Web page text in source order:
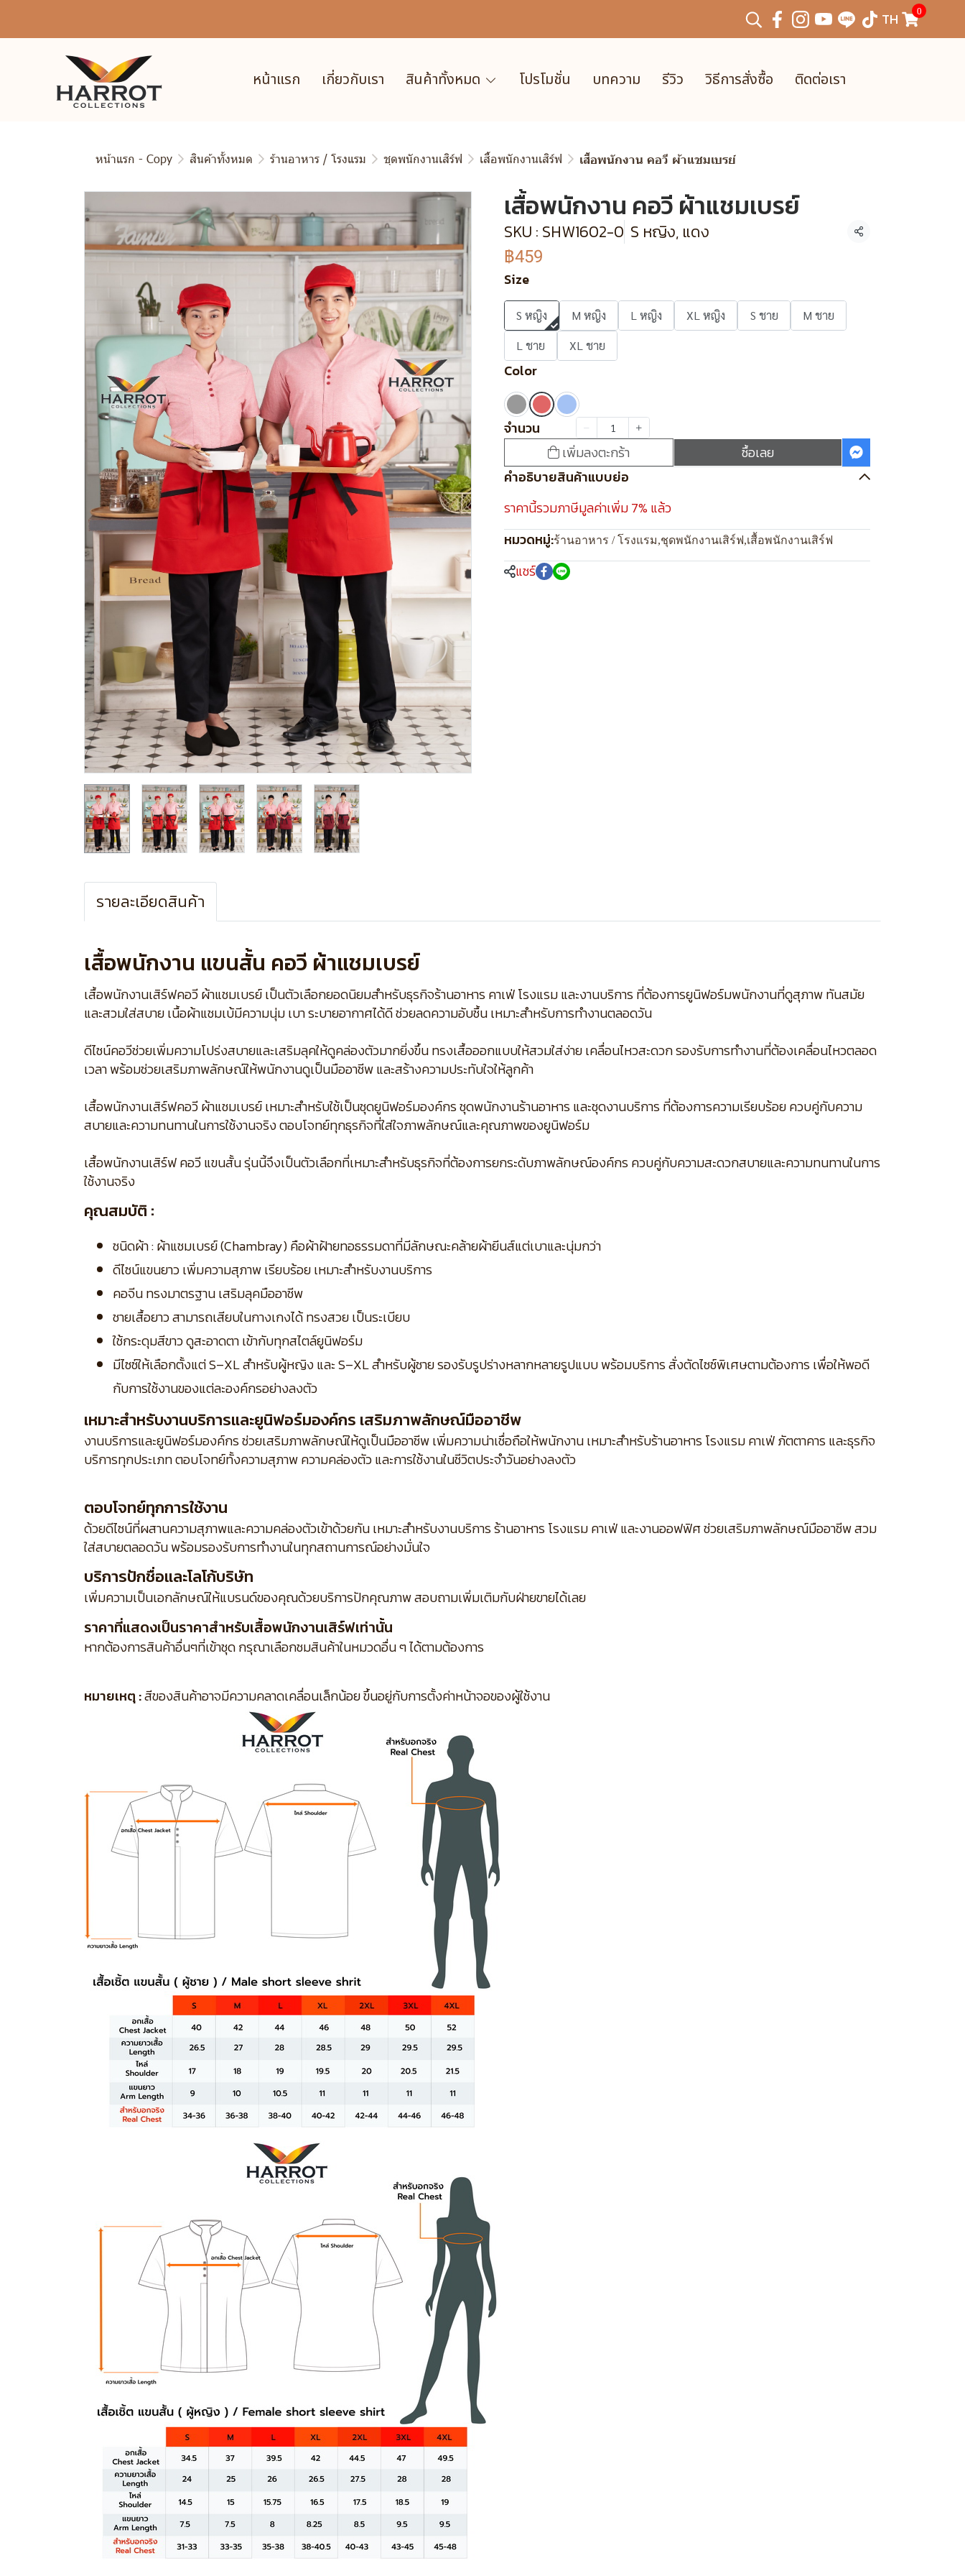
TH 0
หน้าแรก เกี่ยวกับเรา สินค้าทั้งหมด โปรโมชั่น บทความ รีวิว วิธีการสั่งซื้อ ติดต่อเรา
หน้าแรก - Copy สินค้าทั้งหมด ร้านอาหาร / โรงแรม ชุดพนักงานเสิร์ฟ เสื้อพนักงานเสิร์ฟ เสื้อพนักงาน คอวี ผ้าแชมเบรย์
เสื้อพนักงาน คอวี ผ้าแชมเบรย์
SKU : SHW1602-0 S หญิง, แดง แชร์
฿459
Size
S หญิง M หญิง L หญิง XL หญิง S ชาย
M ชาย
L ชาย
XL ชาย
Color
จำนวน
เพิ่มลงตะกร้า
ซื้อเลย
คำอธิบายสินค้าแบบย่อ
ราคานี้รวมภาษีมูลค่าเพิ่ม 7% แล้ว
หมวดหมู่:ร้านอาหาร / โรงแรม,ชุดพนักงานเสิร์ฟ,เสื้อพนักงานเสิร์ฟ
แชร์
รายละเอียดสินค้า
เสื้อพนักงาน แขนสั้น คอวี ผ้าแชมเบรย์
เสื้อพนักงานเสิร์ฟคอวี ผ้าแชมเบรย์ เป็นตัวเลือกยอดนิยมสำหรับธุรกิจร้านอาหาร คาเฟ่ โรงแรม และงานบริการ ที่ต้องการยูนิฟอร์มพนักงานที่ดูสุภาพ ทันสมัย
และสวมใส่สบาย เนื้อผ้าแชมเบ้มีความนุ่ม เบา ระบายอากาศได้ดี ช่วยลดความอับชื้น เหมาะสำหรับการทำงานตลอดวัน
ดีไซน์คอวีช่วยเพิ่มความโปร่งสบายและเสริมลุคให้ดูคล่องตัวมากยิ่งขึ้น ทรงเสื้อออกแบบให้สวมใส่ง่าย เคลื่อนไหวสะดวก รองรับการทำงานที่ต้องเคลื่อนไหวตลอด
เวลา พร้อมช่วยเสริมภาพลักษณ์ให้พนักงานดูเป็นมืออาชีพ และสร้างความประทับใจให้ลูกค้า
เสื้อพนักงานเสิร์ฟคอวี ผ้าแชมเบรย์ เหมาะสำหรับใช้เป็นชุดยูนิฟอร์มองค์กร ชุดพนักงานร้านอาหาร และชุดงานบริการ ที่ต้องการความเรียบร้อย ควบคู่กับความ
สบายและความทนทานในการใช้งานจริง ตอบโจทย์ทุกธุรกิจที่ใส่ใจภาพลักษณ์และคุณภาพของยูนิฟอร์ม
เสื้อพนักงานเสิร์ฟ คอวี แขนสั้น รุ่นนี้จึงเป็นตัวเลือกที่เหมาะสำหรับธุรกิจที่ต้องการยกระดับภาพลักษณ์องค์กร ควบคู่กับความสะดวกสบายและความทนทานในการ
ใช้งานจริง
คุณสมบัติ :
ชนิดผ้า : ผ้าแชมเบรย์ (Chambray) คือผ้าฝ้ายทอธรรมดาที่มีลักษณะคล้ายผ้ายีนส์แต่เบาและนุ่มกว่า
ดีไซน์แขนยาว เพิ่มความสุภาพ เรียบร้อย เหมาะสำหรับงานบริการ
คอจีน ทรงมาตรฐาน เสริมลุคมืออาชีพ
ชายเสื้อยาว สามารถเสียบในกางเกงได้ ทรงสวย เป็นระเบียบ
ใช้กระดุมสีขาว ดูสะอาดตา เข้ากับทุกสไตล์ยูนิฟอร์ม
มีไซซ์ให้เลือกตั้งแต่ S–XL สำหรับผู้หญิง และ S–XL สำหรับผู้ชาย รองรับรูปร่างหลากหลายรูปแบบ พร้อมบริการ สั่งตัดไซซ์พิเศษตามต้องการ เพื่อให้พอดี
กับการใช้งานของแต่ละองค์กรอย่างลงตัว
เหมาะสำหรับงานบริการและยูนิฟอร์มองค์กร เสริมภาพลักษณ์มืออาชีพ
งานบริการและยูนิฟอร์มองค์กร ช่วยเสริมภาพลักษณ์ให้ดูเป็นมืออาชีพ เพิ่มความน่าเชื่อถือให้พนักงาน เหมาะสำหรับร้านอาหาร โรงแรม คาเฟ่ ภัตตาคาร และธุรกิจ
บริการทุกประเภท ตอบโจทย์ทั้งความสุภาพ ความคล่องตัว และการใช้งานในชีวิตประจำวันอย่างลงตัว
ตอบโจทย์ทุกการใช้งาน
ด้วยดีไซน์ที่ผสานความสุภาพและความคล่องตัวเข้าด้วยกัน เหมาะสำหรับงานบริการ ร้านอาหาร โรงแรม คาเฟ่ และงานออฟฟิศ ช่วยเสริมภาพลักษณ์มืออาชีพ สวม
ใส่สบายตลอดวัน พร้อมรองรับการทำงานในทุกสถานการณ์อย่างมั่นใจ
บริการปักชื่อและโลโก้บริษัท
เพิ่มความเป็นเอกลักษณ์ให้แบรนด์ของคุณด้วยบริการปักคุณภาพ สอบถามเพิ่มเติมกับฝ่ายขายได้เลย
ราคาที่แสดงเป็นราคาสำหรับเสื้อพนักงานเสิร์ฟเท่านั้น
หากต้องการสินค้าอื่นๆที่เข้าชุด กรุณาเลือกชมสินค้าในหมวดอื่น ๆ ได้ตามต้องการ
หมายเหตุ :สีของสินค้าอาจมีความคลาดเคลื่อนเล็กน้อย ขึ้นอยู่กับการตั้งค่าหน้าจอของผู้ใช้งาน